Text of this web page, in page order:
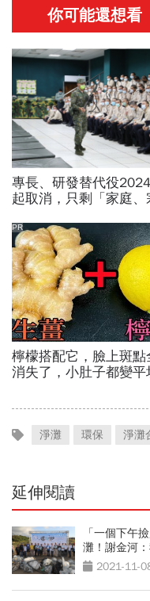
淨灘 環保 淨灘
延伸閱讀
「一個下午
灘！謝金河
2021-11-